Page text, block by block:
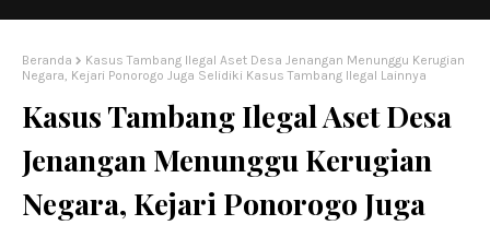
Beranda
Kasus Tambang Ilegal Aset Desa Jenangan Menunggu Kerugian
Negara, Kejari Ponorogo Juga Selidiki Kasus Tambang Ilegal Lainnya
Kasus Tambang Ilegal Aset Desa
Jenangan Menunggu Kerugian
Negara, Kejari Ponorogo Juga